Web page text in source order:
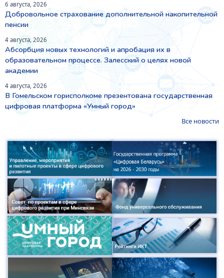
6 августа, 2026
Добровольное страхование дополнительной накопительной
пенсии
4 августа, 2026
Абсорбция новых технологий и апробация их в
образовательном процессе. Залесский о целях новой
академии
4 августа, 2026
В Гомельском горисполкоме презентована государственная
цифровая платформа «Умный город»
Все новости